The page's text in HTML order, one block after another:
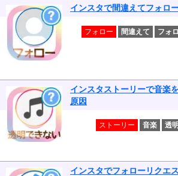
インスタで間違えてフォロ
フォロー 間違えて フォ
インスタストーリーで音楽
原因
ストーリー 音楽 透明
インスタでフォローリクエ